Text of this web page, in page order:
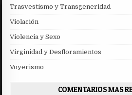
Trasvestismo y Transgeneridad
Violación
Violencia y Sexo
Virginidad y Desfloramientos
Voyerismo
COMENTARIOS MAS